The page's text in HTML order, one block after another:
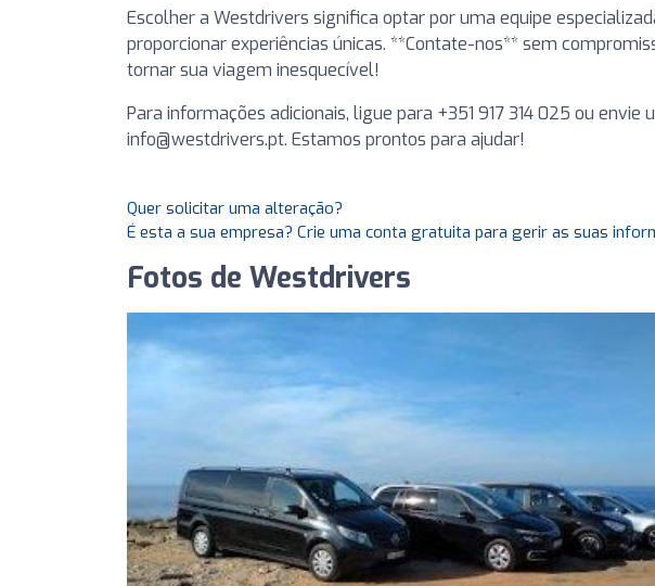
Escolher a Westdrivers significa optar por uma equipe
proporcionar experiências únicas. **Contate-nos** sem
tornar sua viagem inesquecível!
Para informações adicionais, ligue para +351 917 314 025 ou envie
info@westdrivers.pt. Estamos prontos para ajudar!
Quer solicitar uma alteração?
É esta a sua empresa? Crie uma conta gratuita para gerir as suas
Fotos de Westdrivers